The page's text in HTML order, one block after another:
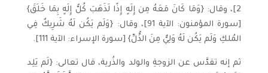
2]، وقال: {وَمَا كَانَ مَعَهُ مِن إِلَهٍ إِذًا لَذَهَبَ كُلُّ إِلَهٍ بِمَا خَلَقَ}
[سورة المؤمنون: الآية 91]، وقال: {وَلَم يَكُن لَهُ شَرِيكٌ فِي
المُلكِ وَلَم يَكُن لَهُ وَلِيٌّ مِنَ الذُّلِّ} [سورة الإسراء: الآية 111].
ثم إنه تقدَّس عن الزوجةِ والولد والذُرية، قال تعالى: {لَم يَلِد